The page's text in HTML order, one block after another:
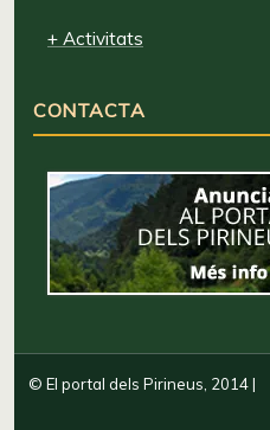
+ Activitats
CONTACTA
© El portal dels Pirineus, 2014|